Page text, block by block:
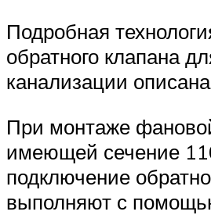
Подробная
обратного клапана
канализации
При монтаже
имеющей сечение
подключение
выполняют с